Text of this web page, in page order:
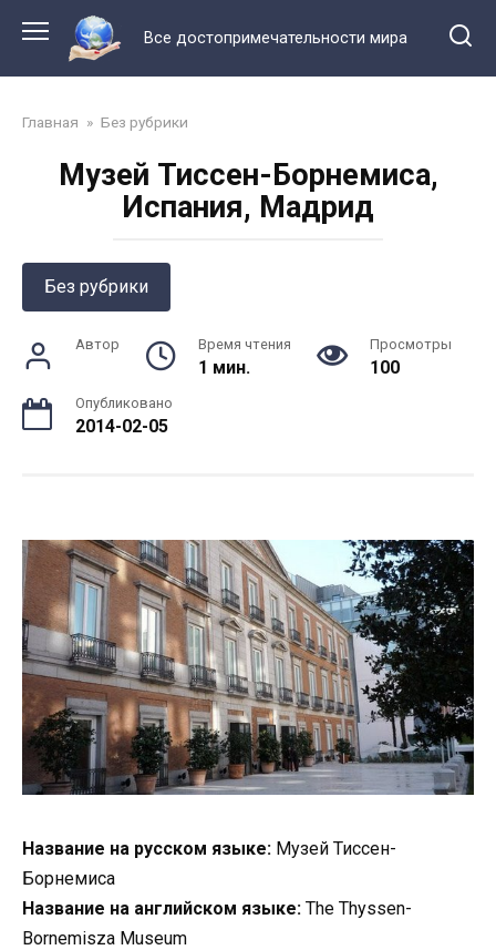
контенту
Все достопримечательности мира
Главная » Без рубрики
Музей Тиссен-Борнемиса,
Испания, Мадрид
Без рубрики
Автор Время чтения
1 мин.
Просмотры
100
Опубликовано
2014-02-05
Название на русском языке: Музей Тиссен-
Борнемиса
Название на английском языке: The Thyssen-
Bornemisza Museum